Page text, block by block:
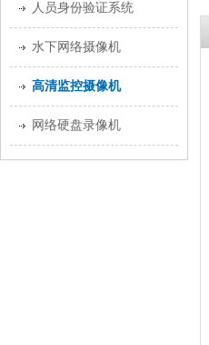
人员身份验证系统
水下网络摄像机
高清监控摄像机
网络硬盘录像机